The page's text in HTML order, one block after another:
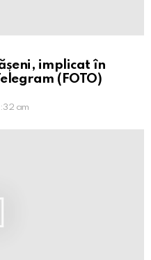
implicat în
(FOTO)
am